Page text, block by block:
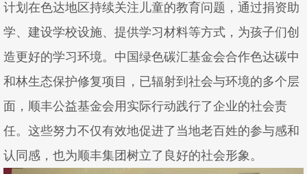
计划在色达地区持续关注儿童的教育问题，通过捐资助
学、建设学校设施、提供学习材料等方式，为孩子们创
造更好的学习环境。中国绿色碳汇基金会合作色达碳中
和林生态保护修复项目，已辐射到社会与环境的多个层
面，顺丰公益基金会用实际行动践行了企业的社会责
任。这些努力不仅有效地促进了当地老百姓的参与感和
认同感，也为顺丰集团树立了良好的社会形象。